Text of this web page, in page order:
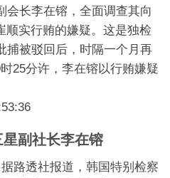
会长李在镕，全面调查其向
顺实行贿的嫌疑。这是独检
捕被驳回后，时隔一个月再
25分许，李在镕以行贿嫌疑
副社长李在镕
路透社报道，韩国特别检察